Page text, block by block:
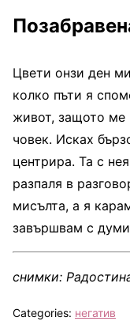
Цвети онзи ден
колко пъти я
живот, защото ме
човек. Исках
центрира. Та с
разпаля в
мисълта, а я
завършвам с
снимки:
Categories: негатив